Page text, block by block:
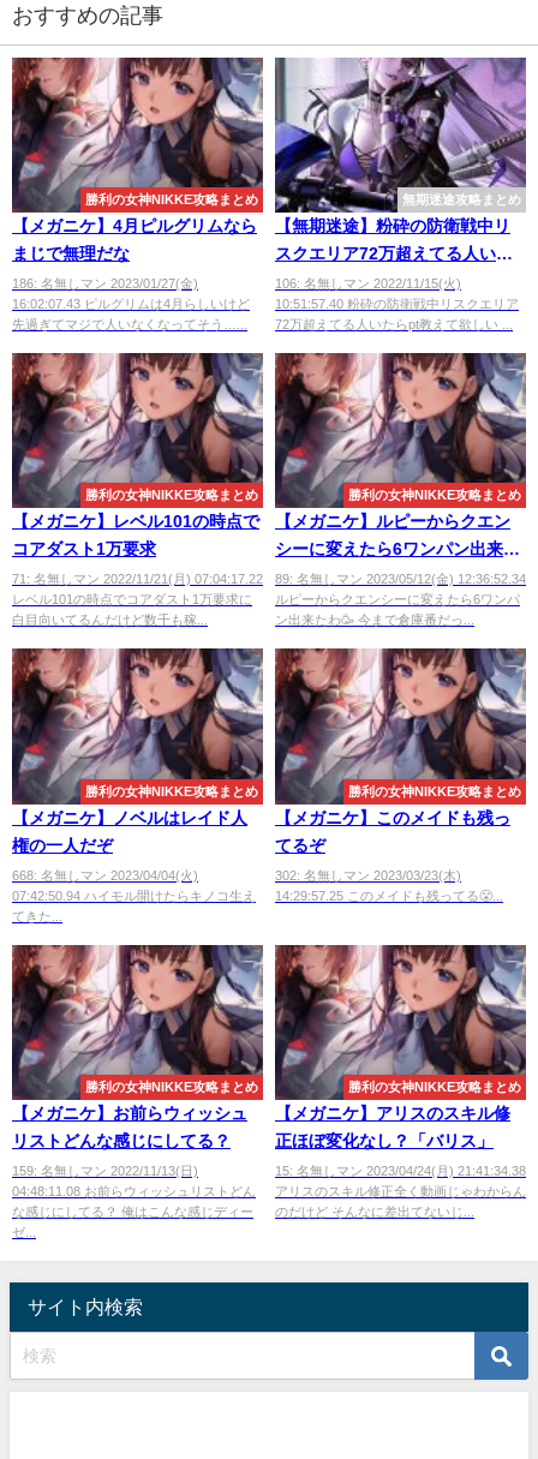
おすすめの記事
勝利の女神NIKKE攻略まとめ
【メガニケ】4月ピルグリムなら
まじで無理だな
186: 名無しマン 2023/01/27(金)
16:02:07.43 ピルグリムは4月らしいけど
先過ぎてマジで人いなくなってそう…...
無期迷途攻略まとめ
【無期迷途】粉砕の防衛戦中リ
スクエリア72万超えてる人いた
らpt教えて欲しい
106: 名無しマン 2022/11/15(火)
10:51:57.40 粉砕の防衛戦中リスクエリア
72万超えてる人いたらpt教えて欲しい ...
勝利の女神NIKKE攻略まとめ
【メガニケ】レベル101の時点で
コアダスト1万要求
71: 名無しマン 2022/11/21(月) 07:04:17.22
レベル101の時点でコアダスト1万要求に
白目向いてるんだけど数千も稼...
勝利の女神NIKKE攻略まとめ
【メガニケ】ルピーからクエン
シーに変えたら6ワンパン出来た
わ
89: 名無しマン 2023/05/12(金) 12:36:52.34
ルピーからクエンシーに変えたら6ワンパ
ン出来たわ🥳 今まで倉庫番だっ...
勝利の女神NIKKE攻略まとめ
【メガニケ】ノベルはレイド人
権の一人だぞ
668: 名無しマン 2023/04/04(火)
07:42:50.94 ハイモル開けたらキノコ生え
てきた...
勝利の女神NIKKE攻略まとめ
【メガニケ】このメイドも残っ
てるぞ
302: 名無しマン 2023/03/23(木)
14:29:57.25 このメイドも残ってる😤...
勝利の女神NIKKE攻略まとめ
【メガニケ】お前らウィッシュ
リストどんな感じにしてる？
159: 名無しマン 2022/11/13(日)
04:48:11.08 お前らウィッシュリストどん
な感じにしてる？ 俺はこんな感じディー
ゼ...
勝利の女神NIKKE攻略まとめ
【メガニケ】アリスのスキル修
正ほぼ変化なし？「バリス」
15: 名無しマン 2023/04/24(月) 21:41:34.38
アリスのスキル修正全く動画じゃわからん
のだけど そんなに差出てないじ...
サイト内検索